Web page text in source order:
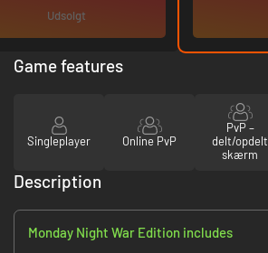
Udsolgt
Game features
Singleplayer Online PvP
PvP –
delt/opdelt
skærm
Description
Monday Night War Edition includes